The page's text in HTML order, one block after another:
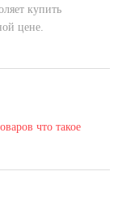
купить
цене.
что такое